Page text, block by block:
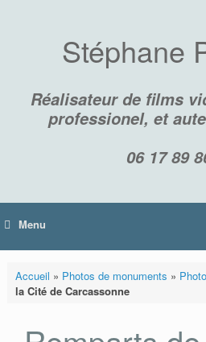
Stéphane
Réalisateur de films
professionel, et
06 17 89
Menu
Accueil » Photos de monuments »
la Cité de Carcassonne